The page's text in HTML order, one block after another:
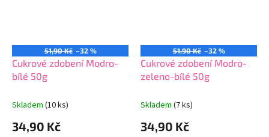
51,90 Kč –32 %
Cukrové zdobení Modro-
bílé 50g
Skladem (10 ks)
34,90 Kč
51,90 Kč –32 %
Cukrové zdobení Modro-
zeleno-bílé 50g
Skladem (7 ks)
34,90 Kč